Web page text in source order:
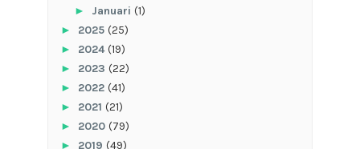
► Januari (1)
► 2025 (25)
► 2024(19)
► 2023 (22)
► 2022 (41)
► 2021 (21)
► 2020 (79)
► 2019 (49)